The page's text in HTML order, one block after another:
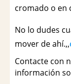
cromado o en
No lo dudes
mover de ahí.,,
Contacte con
información